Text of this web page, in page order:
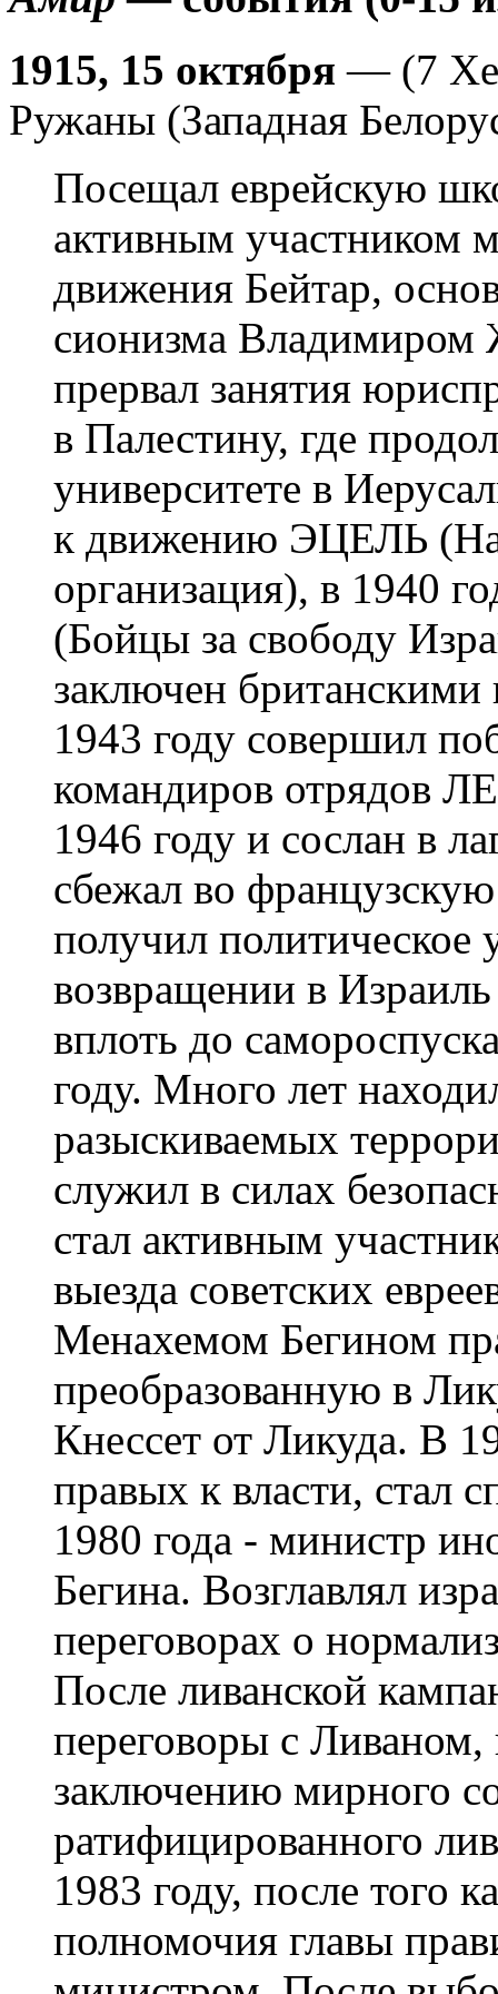
1915, 15 октября — (7
Ружаны (Западная
Посещал еврейскую
активным участником
движения Бейтар,
сионизма Владимиром
прервал занятия
в Палестину, где
университете в
к движению ЭЦЕЛЬ
организация), в 1940
(Бойцы за свободу
заключен британскими
1943 году совершил
командиров отрядов
1946 году и сослан в
сбежал во
получил
возвращении в
вплоть до
году. Много лет
разыскиваемых
служил в силах
стал активным
выезда советских
Менахемом Бегином
преобразованную в
Кнессет от Ликуда. В
правых к власти, стал
1980 года - министр
Бегина. Возглавлял
переговорах о
После ливанской
переговоры с Ливаном,
заключению мирного
ратифицированного
1983 году, после того
полномочия главы